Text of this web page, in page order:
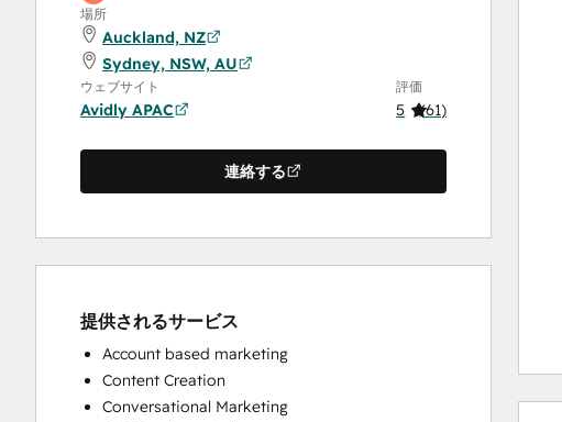
場所
Auckland, NZ
Sydney, NSW, AU
ウェブサイト
Avidly APAC
評価
5 (61)
連絡する
提供されるサービス
Account based marketing
Content Creation
Conversational Marketing